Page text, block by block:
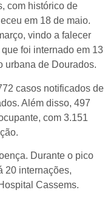
com histórico de
em 18 de maio.
vindo a falecer
foi internado em 13
urbana de Dourados.
casos notificados de
Além disso, 497
com 3.151
Durante o pico
20 internações,
Cassems.